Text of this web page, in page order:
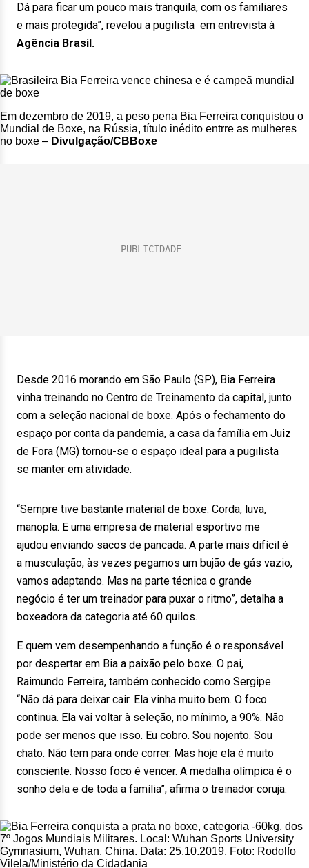
Dá para ficar um pouco mais tranquila, com os familiares
e mais protegida”, revelou a pugilista em entrevista à
Agência Brasil.
Em dezembro de 2019, a peso pena Bia Ferreira conquistou o
Mundial de Boxe, na Rússia, título inédito entrre as mulheres
no boxe – Divulgação/CBBoxe
Desde 2016 morando em São Paulo (SP), Bia Ferreira
vinha treinando no Centro de Treinamento da capital, junto
com a seleção nacional de boxe. Após o fechamento do
espaço por conta da pandemia, a casa da família em Juiz
de Fora (MG) tornou-se o espaço ideal para a pugilista
se manter em atividade.
“Sempre tive bastante material de boxe. Corda, luva,
manopla. E uma empresa de material esportivo me
ajudou enviando sacos de pancada. A parte mais difícil é
a musculação, às vezes pegamos um bujão de gás vazio,
vamos adaptando. Mas na parte técnica o grande
negócio é ter um treinador para puxar o ritmo”, detalha a
boxeadora da categoria até 60 quilos.
E quem vem desempenhando a função é o responsável
por despertar em Bia a paixão pelo boxe. O pai,
Raimundo Ferreira, também conhecido como Sergipe.
“Não dá para deixar cair. Ela vinha muito bem. O foco
continua. Ela vai voltar à seleção, no mínimo, a 90%. Não
pode ser menos que isso. Eu cobro. Sou nojento. Sou
chato. Não tem para onde correr. Mas hoje ela é muito
consciente. Nosso foco é vencer. A medalha olímpica é o
sonho dela e de toda a família”, afirma o treinador coruja.